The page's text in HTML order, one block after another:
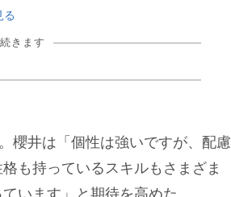
る
きます
櫻井は「個性は強いですが、配慮
も持っているスキルもさまざま